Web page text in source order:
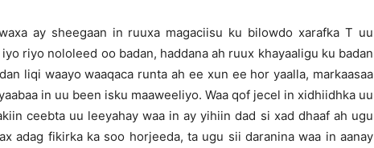
ay sheegaan in ruuxa magaciisu ku bilowdo xarafka T uu
riyo nololeed oo badan, haddana ah ruux khayaaligu ku badan
liqi waayo waaqaca runta ah ee xun ee hor yaalla, markaasaa
in uu been isku maaweeliyo. Waa qof jecel in xidhiidhka uu
ceebta uu leeyahay waa in ay yihiin dad si xad dhaaf ah ugu
adag fikirka ka soo horjeeda, ta ugu sii daranina waa in aanay